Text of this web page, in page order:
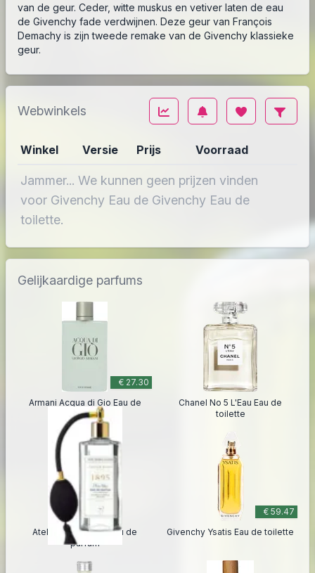
van de geur. Ceder, witte muskus en vetiver laten de eau
de Givenchy fade verdwijnen. Deze geur van François
Demachy is zijn tweede remake van de Givenchy klassieke
geur.
Webwinkels
Winkel Versie Prijs Voorraad
Jammer... We kunnen geen prijzen vinden
voor Givenchy Eau de Givenchy Eau de
toilette.
Gelijkaardige parfums
€ 27.30
Armani Acqua di Gio Eau de
toilette
Chanel No 5 L'Eau Eau de
toilette
Atelier Rebul 1895 Eau de
parfum
€ 59.47
Givenchy Ysatis Eau de toilette